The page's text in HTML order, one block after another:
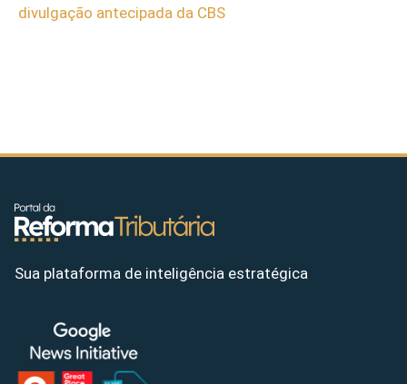
divulgação antecipada da CBS
Sua plataforma de inteligência estratégica